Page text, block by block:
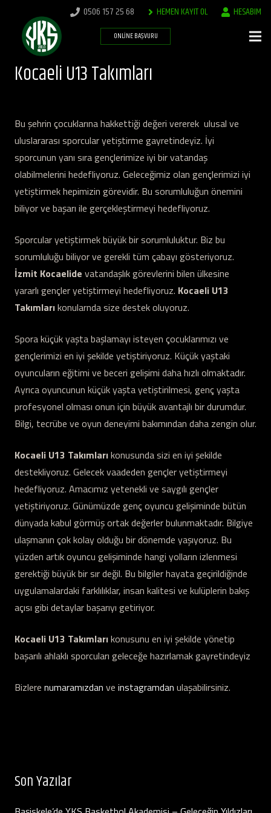
0506 157 25 68 HEMEN KAYIT OL HESABIM
ONLINE BAŞVURU
Kocaeli U13 Takımları
Bu şehrin çocuklarına hakkettiği değeri vererek ulusal ve
uluslararası sporcular yetiştirme gayretindeyiz. İyi
sporcunun yanı sıra gençlerimize iyi bir vatandaş
olabilmelerini hedefliyoruz. Geleceğimiz olan gençlerimizi iyi
yetiştirmek hepimizin görevidir. Bu sorumluluğun önemini
biliyor ve başarı ile gerçekleştirmeyi hedefliyoruz.
Sporcular yetiştirmek büyük bir sorumluluktur. Biz bu
sorumluluğu biliyor ve gerekli tüm çabayı gösteriyoruz.
İzmit Kocaelide vatandaşlık görevlerini bilen ülkesine
yararlı gençler yetiştirmeyi hedefliyoruz. Kocaeli U13
Takımlarıkonularnda size destek oluyoruz.
Spora küçük yaşta başlamayı isteyen çocuklarımızı ve
gençlerimizi en iyi şekilde yetiştiriyoruz. Küçük yaştaki
oyuncuların eğitimi ve beceri gelişimi daha hızlı olmaktadır.
Ayrıca oyuncunun küçük yaşta yetiştirilmesi, genç yaşta
profesyonel olması onun için büyük avantajlı bir durumdur.
Bilgi, tecrübe ve oyun deneyimi bakımından daha zengin olur.
Kocaeli U13 Takımlarıkonusunda sizi en iyi şekilde
destekliyoruz. Gelecek vaadeden gençler yetiştirmeyi
hedefliyoruz. Amacımız yetenekli ve saygılı gençler
yetiştiriyoruz. Günümüzde genç oyuncu gelişiminde bütün
dünyada kabul görmüş ortak değerler bulunmaktadır. Bilgiye
ulaşmanın çok kolay olduğu bir dönemde yaşıyoruz. Bu
yüzden artık oyuncu gelişiminde hangi yolların izlenmesi
gerektiği büyük bir sır değil. Bu bilgiler hayata geçirildiğinde
uygulamalardaki farklılıklar, insan kalitesi ve kulüplerin bakış
açısı gibi detaylar başarıyı getiriyor.
Kocaeli U13 Takımlarıkonusunu en iyi şekilde yönetip
başarılı ahlaklı sporcuları geleceğe hazırlamak gayretindeyiz
Bizlere numaramızdan ve instagramdan ulaşabilirsiniz.
Son Yazılar